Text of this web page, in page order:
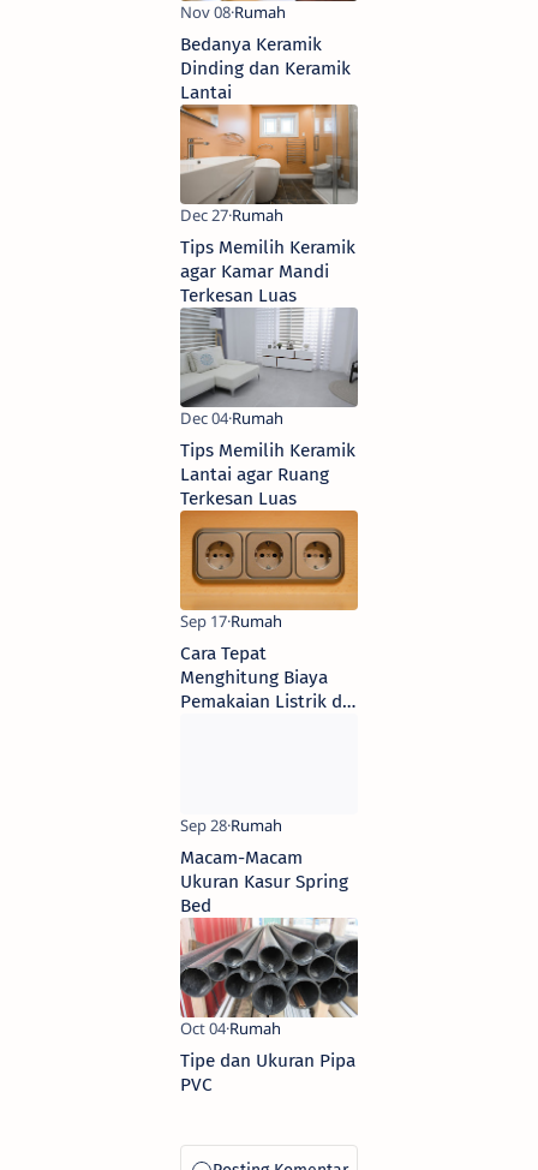
Bedanya Keramik
Dinding dan Keramik
Lantai
Tips Memilih Keramik
agar Kamar Mandi
Terkesan Luas
Tips Memilih Keramik
Lantai agar Ruang
Terkesan Luas
Cara Tepat
Menghitung Biaya
Pemakaian Listrik di
Macam-Macam
Ukuran Kasur Spring
Bed
Tipe dan Ukuran Pipa
PVC